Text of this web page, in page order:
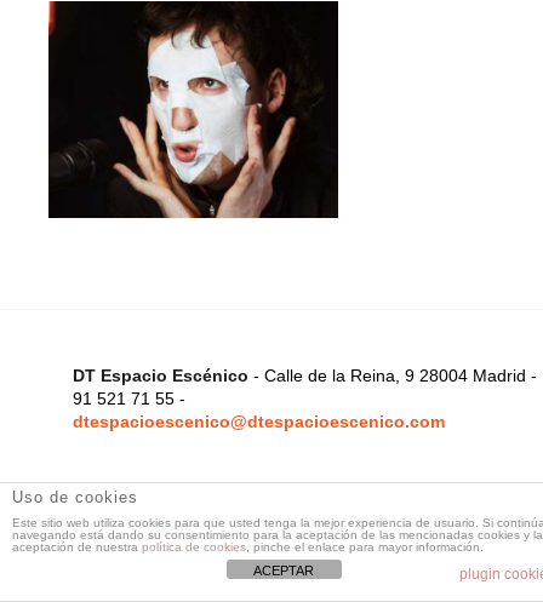
DT Espacio Escénico - Calle de la Reina, 9 28004 Madrid -
91 521 71 55 -
dtespacioescenico@dtespacioescenico.com
Uso de cookies
Este sitio web utiliza cookies para que usted tenga la mejor experiencia de usuario. Si
navegando está dando su consentimiento para la aceptación de las mencionadas cookies y la
aceptación de nuestra política de cookies , pinche el enlace para mayor información.
plugin
ACEPTAR